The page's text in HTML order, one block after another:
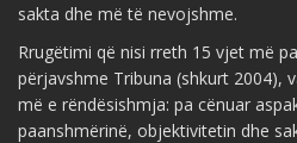
sakta dhe më të nevojshme.
Rrugëtimi që nisi rreth 15 vjet më
përjavshme Tribuna (shkurt 2004),
më e rëndësishmja: pa cënuar
paanshmërinë, objektivitetin dhe